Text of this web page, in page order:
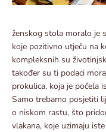
ženskog stola moralo je
koje pozitivno utječu na
kompleksnih su
također su ti podaci
prokulica, koja je počela
Samo trebamo posjetiti
o niskom rastu, što
vlakana, koje uzimaju